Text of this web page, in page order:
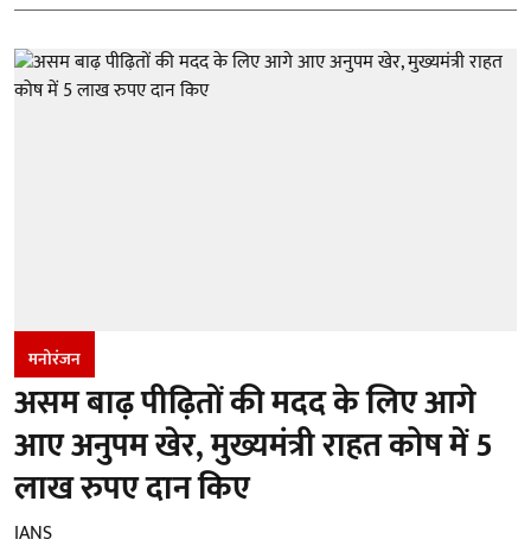
मनोरंजन
असम बाढ़ पीढ़ितों की मदद के लिए आगे
आए अनुपम खेर, मुख्यमंत्री राहत कोष में 5
लाख रुपए दान किए
IANS